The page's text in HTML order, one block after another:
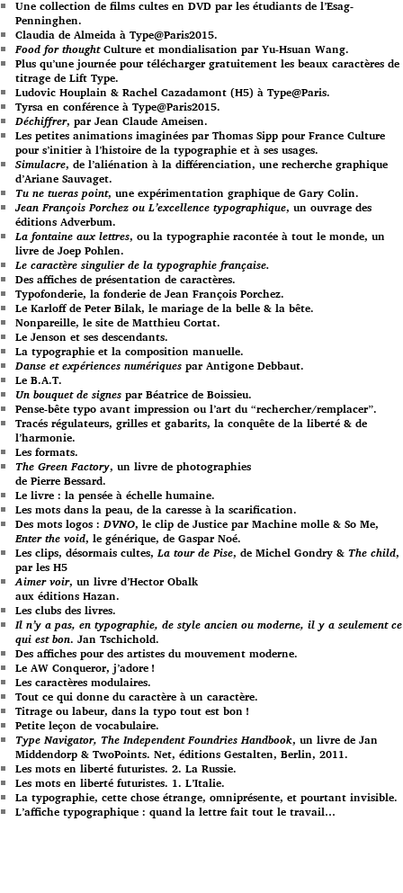
Une collection de films cultes en DVD par les étudiants de l’Esag-
Penninghen.
Claudia de Almeida à Type@Paris2015.
Food for thoughtCulture et mondialisation par Yu-Hsuan Wang.
Plus qu’une journée pour télécharger gratuitement les beaux caractères de
titrage de Lift Type.
Ludovic Houplain & Rachel Cazadamont (H5) à Type@Paris.
Tyrsa en conférence à Type@Paris2015.
Déchiffrer, par Jean Claude Ameisen.
Les petites animations imaginées par Thomas Sipp pour France Culture
pour s’initier à l’histoire de la typographie et à ses usages.
Simulacre, de l’aliénation à la différenciation, une recherche graphique
d’Ariane Sauvaget.
Tu ne tueras point, une expérimentation graphique de Gary Colin.
Jean François Porchez ou L’excellence typographique, un ouvrage des
éditions Adverbum.
La fontaine aux lettres, ou la typographie racontée à tout le monde, un
livre de Joep Pohlen.
Le caractère singulier de la typographie française.
Des affiches de présentation de caractères.
Typofonderie, la fonderie de Jean François Porchez.
Le Karloff de Peter Bilak, le mariage de la belle & la bête.
Nonpareille, le site de Matthieu Cortat.
Le Jenson et ses descendants.
La typographie et la composition manuelle.
Danse et expériences numériques par Antigone Debbaut.
Le B.A.T.
Un bouquet de signes par Béatrice de Boissieu.
Pense-bête typo avant impression ou l’art du “rechercher/remplacer”.
Tracés régulateurs, grilles et gabarits, la conquête de la liberté & de
l’harmonie.
Les formats.
The Green Factory, un livre de photographies
de Pierre Bessard.
Le livre : la pensée à échelle humaine.
Les mots dans la peau, de la caresse à la scarification.
Des mots logos :DVNO, le clip de Justice par Machine molle & So Me,
Enter the void, le générique, de Gaspar Noé.
Les clips, désormais cultes,La tour de Pise, de Michel Gondry & The child,
par les H5
Aimer voir, un livre d’Hector Obalk
aux éditions Hazan.
Les clubs des livres.
Il n’y a pas, en typographie, de style ancien ou moderne, il y a seulement ce
qui est bon. Jan Tschichold.
Des affiches pour des artistes du mouvement moderne.
Le AW Conqueror, j’adore !
Les caractères modulaires.
Tout ce qui donne du caractère à un caractère.
Titrage ou labeur, dans la typo tout est bon !
Petite leçon de vocabulaire.
Type Navigator, The Independent Foundries Handbook, un livre de Jan
Middendorp & TwoPoints. Net, éditions Gestalten, Berlin, 2011.
Les mots en liberté futuristes. 2. La Russie.
Les mots en liberté futuristes. 1. L’Italie.
La typographie, cette chose étrange, omniprésente, et pourtant invisible.
L’affiche typographique : quand la lettre fait tout le travail…